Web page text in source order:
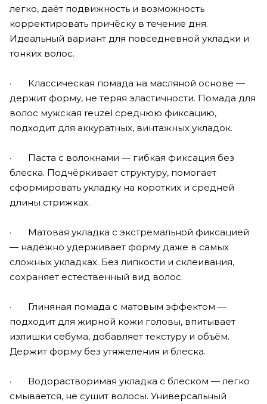
легко, даёт подвижность и возможность
корректировать причёску в течение дня.
Идеальный вариант для повседневной укладки и
тонких волос.
· Классическая помада на масляной основе —
держит форму, не теряя эластичности. Помада для
волос мужская reuzel среднюю фиксацию,
подходит для аккуратных, винтажных укладок.
· Паста с волокнами — гибкая фиксация без
блеска. Подчёркивает структуру, помогает
сформировать укладку на коротких и средней
длины стрижках.
· Матовая укладка с экстремальной фиксацией
— надёжно удерживает форму даже в самых
сложных укладках. Без липкости и склеивания,
сохраняет естественный вид волос.
· Глиняная помада с матовым эффектом —
подходит для жирной кожи головы, впитывает
излишки себума, добавляет текстуру и объём.
Держит форму без утяжеления и блеска.
· Водорастворимая укладка с блеском — легко
смывается, не сушит волосы. Универсальный